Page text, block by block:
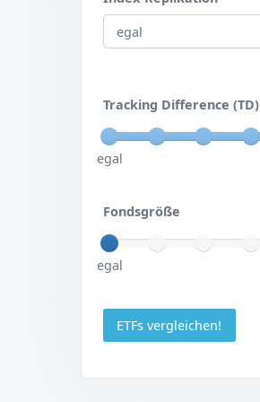
Tracking Difference (TD)
egal
Fondsgröße
egal
ETFs vergleichen!